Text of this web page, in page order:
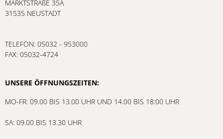
MARKTSTRAßE 35A
31535 NEUSTADT
TELEFON: 05032 - 953000
FAX: 05032-4724
UNSERE ÖFFNUNGSZEITEN:
MO-FR: 09.00 BIS 13.00 UHR UND 14.00 BIS 18:00 UHR
SA: 09.00 BIS 13.30 UHR